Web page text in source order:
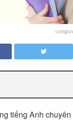
tiếng Anh